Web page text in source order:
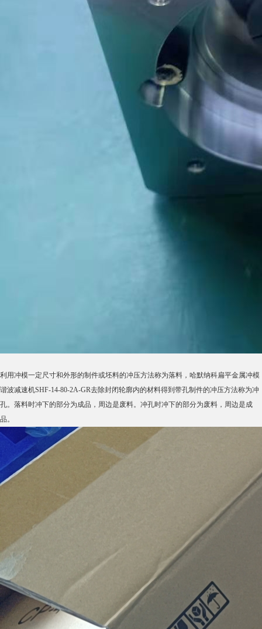
利用冲模一定尺寸和外形的制件或坯料的冲压方法称为落料，哈默纳科扁平金属冲模
谐波减速机SHF-14-80-2A-GR去除封闭轮廓内的材料得到带孔制件的冲压方法称为冲
孔。落料时冲下的部分为成品，周边是废料。冲孔时冲下的部分为废料，周边是成
品。